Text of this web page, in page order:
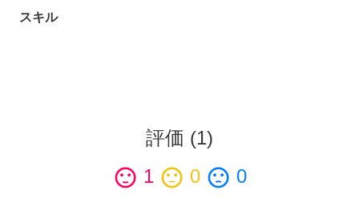
スキル
評価 (1)
sentiment_satisfied 1 sentiment_neutral 0 sentiment_dissatisfied 0